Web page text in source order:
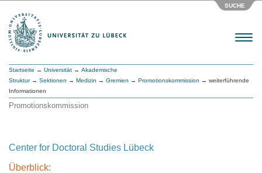
SUCHE
Menu
Startseite → Universität → Akademische
Struktur→ Sektionen → Medizin → Gremien → Promotionskommission → weiterführende
Informationen
Promotionskommission
Center for Doctoral Studies Lübeck
Überblick: